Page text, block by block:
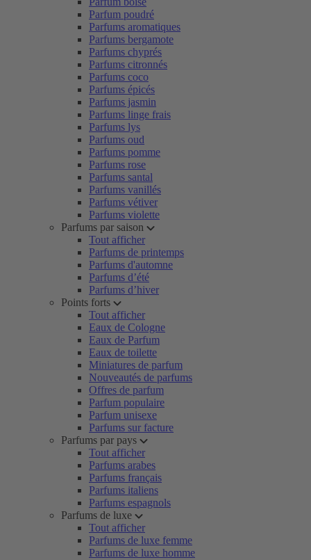
Parfum poudré
Parfums aromatiques
Parfums bergamote
Parfums chyprés
Parfums citronnés
Parfums coco
Parfums épicés
Parfums jasmin
Parfums linge frais
Parfums lys
Parfums oud
Parfums pomme
Parfums rose
Parfums santal
Parfums vanillés
Parfums vétiver
Parfums violette
Parfums par saison
Tout afficher
Parfums de printemps
Parfums d'automne
Parfums d’été
Parfums d’hiver
Points forts
Tout afficher
Eaux de Cologne
Eaux de Parfum
Eaux de toilette
Miniatures de parfum
Nouveautés de parfums
Offres de parfum
Parfum populaire
Parfum unisexe
Parfums sur facture
Parfums par pays
Tout afficher
Parfums arabes
Parfums français
Parfums italiens
Parfums espagnols
Parfums de luxe
Tout afficher
Parfums de luxe femme
Parfums de luxe homme